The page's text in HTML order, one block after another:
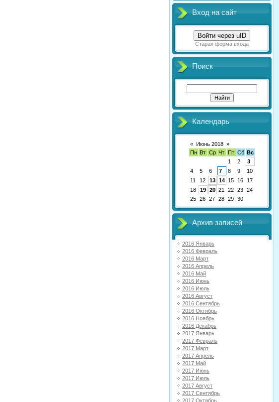
Вход на сайт
Войти через uID
Старая форма входа
Поиск
Календарь
« Июнь 2018 »
Пн Вт Ср Чт Пт Сб Вс
1
2
3
4
5 6 7 8 9
10
11
12 13 14 15 16
17
18
19 20 21 22 23 24
25 26 27 28 29 30
Архив записей
2016 Январь
2016 Февраль
2016 Март
2016 Апрель
2016 Май
2016 Июнь
2016 Июль
2016 Август
2016 Сентябрь
2016 Октябрь
2016 Ноябрь
2016 Декабрь
2017 Январь
2017 Февраль
2017 Март
2017 Апрель
2017 Май
2017 Июнь
2017 Июль
2017 Август
2017 Сентябрь
2017 Октябрь